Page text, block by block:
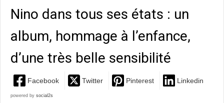
Nino dans tous ses états : un
album, hommage à l’enfance,
d’une très belle sensibilité
Facebook Twitter Pinterest Linkedin
powered by social2s